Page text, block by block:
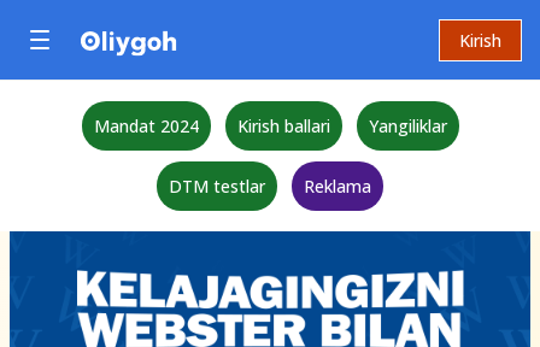
Kirish
Mandat 2024 Kirish ballari Yangiliklar
DTM testlar Reklama